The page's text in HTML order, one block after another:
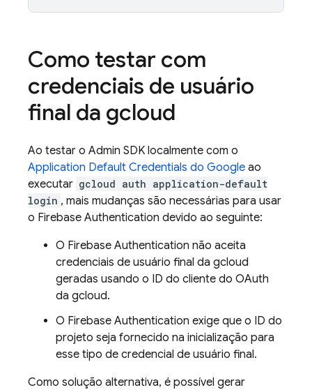
Como testar com
credenciais de usuário
final da gcloud
Ao testar o Admin SDK localmente com o
Application Default Credentials do Google ao
executar gcloud auth application-default
login , mais mudanças são necessárias para usar
o Firebase Authentication devido ao seguinte:
O Firebase Authentication não aceita
credenciais de usuário final da gcloud
geradas usando o ID do cliente do OAuth
da gcloud.
O Firebase Authentication exige que o ID do
projeto seja fornecido na inicialização para
esse tipo de credencial de usuário final.
Como solução alternativa, é possível gerar